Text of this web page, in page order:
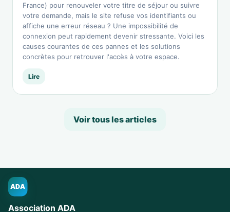
France) pour renouveler votre titre de séjour ou suivre
votre demande, mais le site refuse vos identifiants ou
affiche une erreur réseau ? Une impossibilité de
connexion peut rapidement devenir stressante. Voici les
causes courantes de ces pannes et les solutions
concrètes pour retrouver l'accès à votre espace.
Lire
Voir tous les articles
ADA
Association ADA